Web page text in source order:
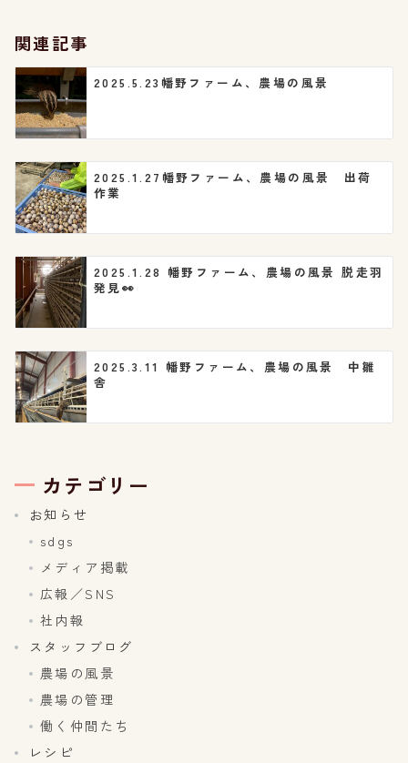
シ
ョ
ン
関連記事
2025.5.23幡野ファーム、農場の風景
2025.1.27幡野ファーム、農場の風景 出荷
作業
2025.1.28 幡野ファーム、農場の風景 脱走羽
発見👀
2025.3.11 幡野ファーム、農場の風景 中雛
舎
カテゴリー
お知らせ
sdgs
メディア掲載
広報／SNS
社内報
スタッフブログ
農場の風景
農場の管理
働く仲間たち
レシピ